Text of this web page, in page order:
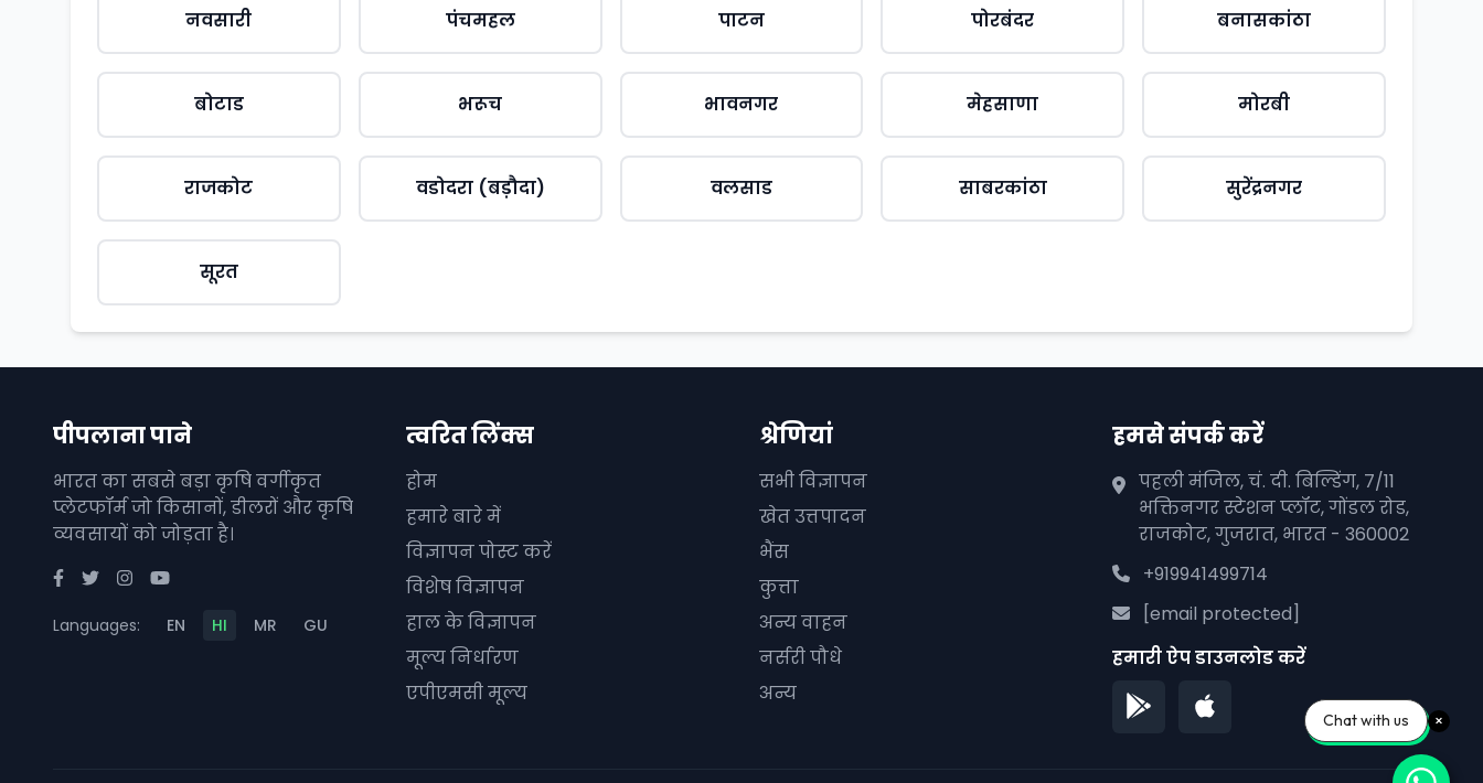
नवसारी पंचमहल पाटन पोरबंदर बनासकांठा
बोटाड भरूच भावनगर मेहसाणा मोरबी
राजकोट वडोदरा (बड़ौदा) वलसाड साबरकांठा सुरेंद्रनगर
सूरत
पीपलाना पाने
भारत का सबसे बड़ा कृषि वर्गीकृत
प्लेटफॉर्म जो किसानों, डीलरों और कृषि
व्यवसायों को जोड़ता है।
Languages: EN HI MR GU
त्वरित लिंक्स
होम
हमारे बारे में
विज्ञापन पोस्ट करें
विशेष विज्ञापन
हाल के विज्ञापन
मूल्य निर्धारण
एपीएमसी मूल्य
श्रेणियां
सभी विज्ञापन
खेत उत्तपादन
भैंस
कुत्ता
अन्य वाहन
नर्सरी पौधे
अन्य
हमसे संपर्क करें
पहली मंजिल, चं. दी. बिल्डिंग, 7/11
भक्तिनगर स्टेशन प्लॉट, गोंडल रोड,
राजकोट, गुजरात, भारत - 360002
+919941499714
[email protected]
हमारी ऐप डाउनलोड करें
Chat with us